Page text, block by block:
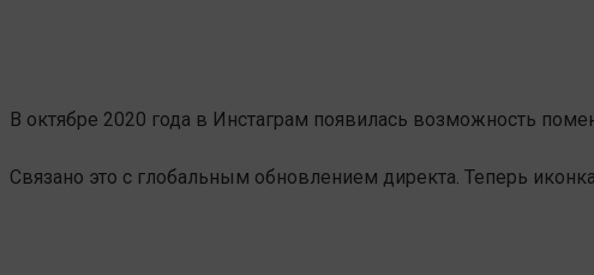
В октябре 2020 года в Инстаграм появилась возможность
Связано это с глобальным обновлением директа. Теперь